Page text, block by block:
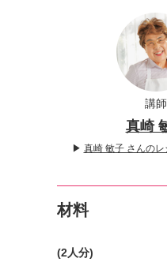
講師
真崎
▶ 真崎 敏子 さんの
材料
(2人分)